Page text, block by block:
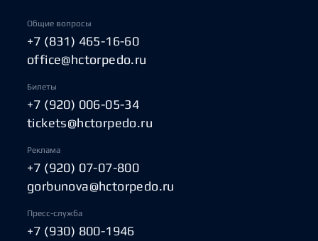
Общие вопросы
+7 (831) 465-16-60
office@hctorpedo.ru
Билеты
+7 (920) 006-05-34
tickets@hctorpedo.ru
Реклама
+7 (920) 07-07-800
gorbunova@hctorpedo.ru
Пресс-служба
+7 (930) 800-1946